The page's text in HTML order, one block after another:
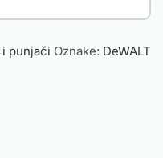
punjači Oznake: DeWALT